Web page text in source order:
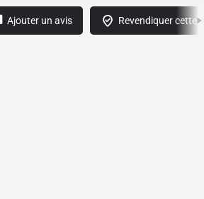
Ajouter un avis Revendiquer cette